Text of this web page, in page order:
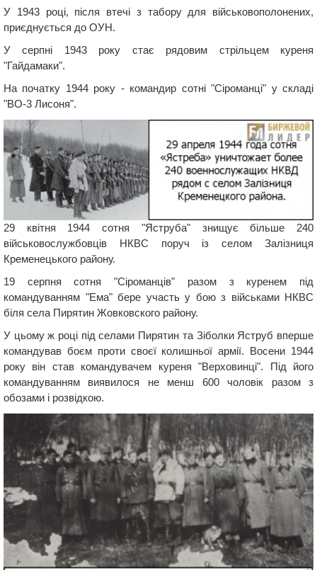
У 1943 році, після втечі з табору для військовополонених,
приєднується до ОУН.
У серпні 1943 року стає рядовим стрільцем куреня
"Гайдамаки".
На початку 1944 року - командир сотні "Сіроманці" у складі
"ВО-3 Лисоня".
29 квітня 1944 сотня "Яструба" знищує більше 240
військовослужбовців НКВС поруч із селом Залізниця
Кременецького району.
19 серпня сотня "Сіроманців" разом з куренем під
командуванням "Ема" бере участь у бою з військами НКВС
біля села Пирятин Жовковского району.
У цьому ж році під селами Пирятин та Зіболки Яструб вперше
командував боєм проти своєї колишньої армії. Восени 1944
року він став командувачем куреня "Верховинці". Під його
командуванням виявилося не менш 600 чоловік разом з
обозами і розвідкою.